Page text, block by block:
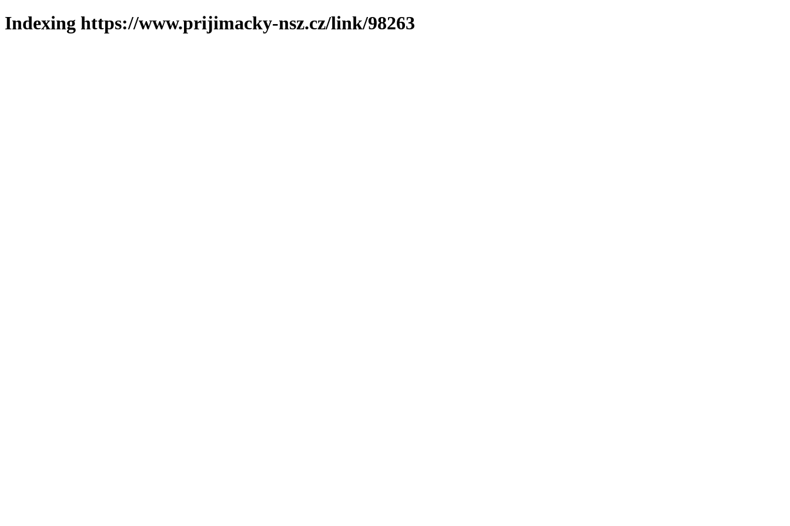
Indexing https://www.prijimacky-nsz.cz/link/98263